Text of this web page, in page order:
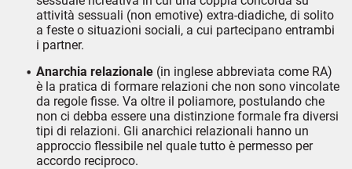
attività sessuali (non emotive) extra-diadiche, di solito
a feste o situazioni sociali, a cui partecipano entrambi
i partner.
Anarchia relazionale (in inglese abbreviata come RA)
è la pratica di formare relazioni che non sono vincolate
da regole fisse. Va oltre il poliamore, postulando che
non ci debba essere una distinzione formale fra diversi
tipi di relazioni. Gli anarchici relazionali hanno un
approccio flessibile nel quale tutto è permesso per
accordo reciproco.